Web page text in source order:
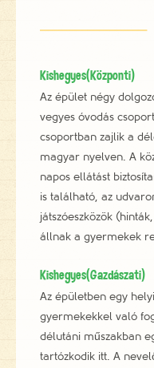
Kishegyes(Központi)
Az épület négy
vegyes óvodás
csoportban zajlik a
magyar nyelven. A
napos ellátást
is található, az
játszóeszközök
állnak a gyermekek
Kishegyes(Gazdászati)
Az épületben egy
gyermekekkel való
délutáni műszakban
tartózkodik itt. A